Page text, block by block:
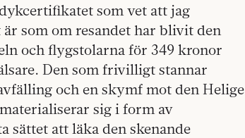
som vet att jag
som om resandet har blivit den
och flygstolarna för 349 kronor
Den som frivilligt stannar
och en skymf mot den Helige
sig i form av
sättet att läka den skenande